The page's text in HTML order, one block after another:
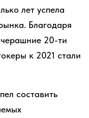
лет успела
Благодаря
20-ти
к 2021 стали
составить